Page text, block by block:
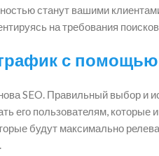
станут вашими
на требования
с
SEO. Правильный выбор и
его пользователям,
будут максимально